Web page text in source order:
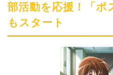
部活動を応援！「ポ
もスタート